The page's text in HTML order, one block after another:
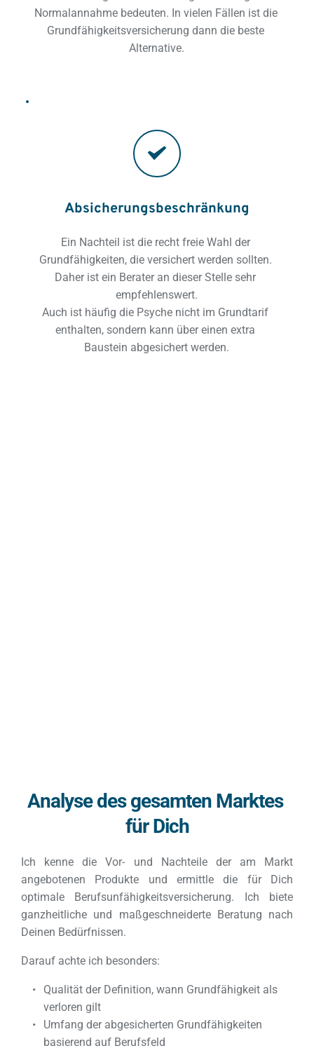
Normalannahme bedeuten. In vielen Fällen ist die
Grundfähigkeitsversicherung dann die beste
Alternative.
Absicherungsbeschränkung
Ein Nachteil ist die recht freie Wahl der
Grundfähigkeiten, die versichert werden sollten.
Daher ist ein Berater an dieser Stelle sehr
empfehlenswert.
Auch ist häufig die Psyche nicht im Grundtarif
enthalten, sondern kann über einen extra
Baustein abgesichert werden.
Analyse des gesamten Marktes
für Dich
Ich kenne die Vor- und Nachteile der am Markt
angebotenen Produkte und ermittle die für Dich
optimale Berufsunfähigkeitsversicherung. Ich biete
ganzheitliche und maßgeschneiderte Beratung nach
Deinen Bedürfnissen.
Darauf achte ich besonders:
Qualität der Definition, wann Grundfähigkeit als
verloren gilt
Umfang der abgesicherten Grundfähigkeiten
basierend auf Berufsfeld